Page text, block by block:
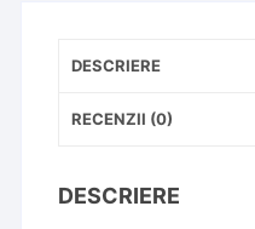
DESCRIERE
RECENZII (0)
DESCRIERE